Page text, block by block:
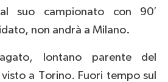
suo campionato con 90′
non andrà a Milano.
lontano parente del
a Torino. Fuori tempo sul